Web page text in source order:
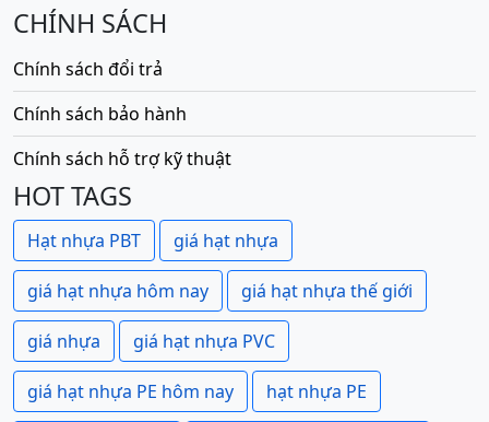
CHÍNH SÁCH
Chính sách đổi trả
Chính sách bảo hành
Chính sách hỗ trợ kỹ thuật
HOT TAGS
Hạt nhựa PBT giá hạt nhựa
giá hạt nhựa hôm nay giá hạt nhựa thế giới
giá nhựa giá hạt nhựa PVC
giá hạt nhựa PE hôm nay hạt nhựa PE